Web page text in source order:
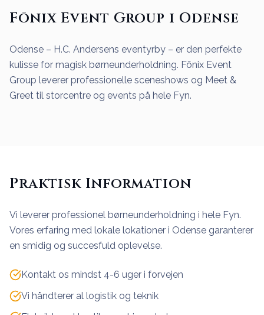
Fōnix Event Group i Odense
Odense – H.C. Andersens eventyrby – er den perfekte
kulisse for magisk børneunderholdning. Fōnix Event
Group leverer professionelle sceneshows og Meet &
Greet til storcentre og events på hele Fyn.
Praktisk Information
Vi leverer professionel børneunderholdning i hele Fyn.
Vores erfaring med lokale lokationer i Odense garanterer
en smidig og succesfuld oplevelse.
Kontakt os mindst 4-6 uger i forvejen
Vi håndterer al logistik og teknik